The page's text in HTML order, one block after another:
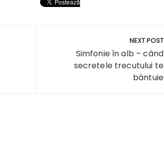
NEXT POST
Simfonie în alb – când
secretele trecutului te
bântuie